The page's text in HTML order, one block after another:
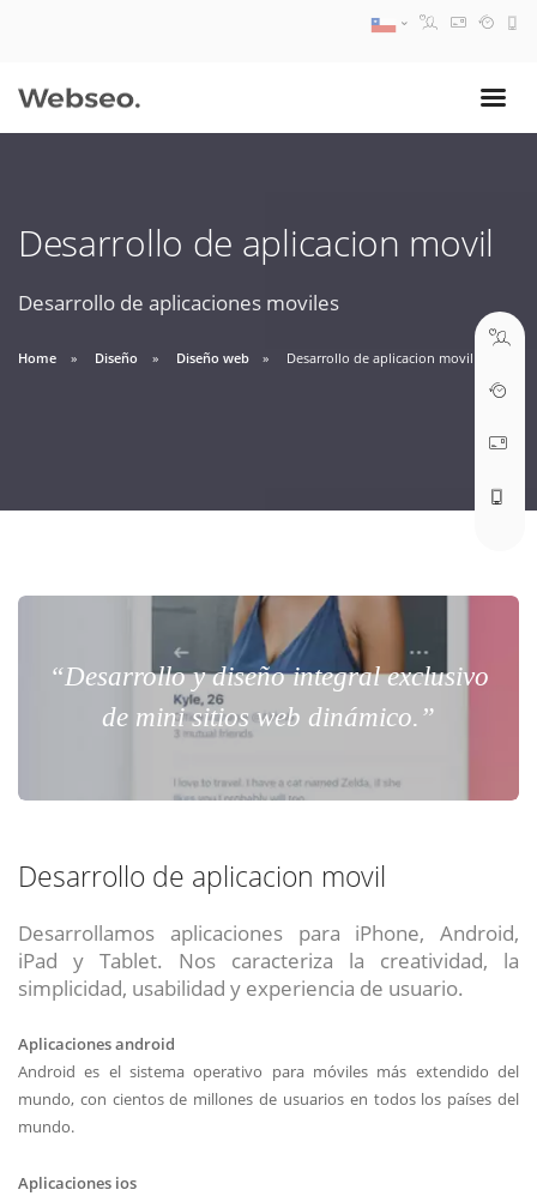
Desarrollo de aplicacion movil
Desarrollo de aplicaciones moviles
Home Diseño Diseño web Desarrollo de aplicacion movil
“Desarrollo y diseño integral exclusivo
de mini sitios web dinámico.”
Desarrollo de aplicacion movil
Desarrollamos aplicaciones para iPhone, Android,
iPad y Tablet. Nos caracteriza la creatividad, la
simplicidad, usabilidad y experiencia de usuario.
Aplicaciones android
Android es el sistema operativo para móviles más extendido del
mundo, con cientos de millones de usuarios en todos los países del
mundo.
Aplicaciones ios
09:30 AM A 18:30 PM
soporte@webseo.cl